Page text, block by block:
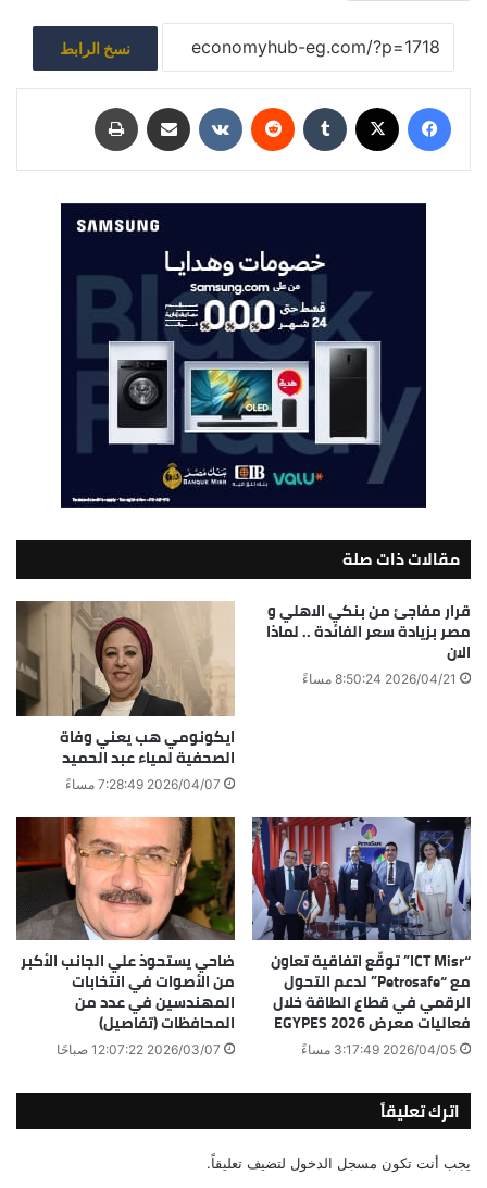
نسخ الرابط
مقالات ذات صلة
قرار مفاجئ من بنكي الاهلي و
مصر بزيادة سعر الفائدة .. لماذا
الان
2026/04/21 8:50:24 مساءً
ايكونومي هب يعني وفاة
الصحفية لمياء عبد الحميد
2026/04/07 7:28:49 مساءً
“ICT Misr” توقّع اتفاقية تعاون
مع “Petrosafe” لدعم التحول
الرقمي في قطاع الطاقة خلال
فعاليات معرض EGYPES 2026
2026/04/05 3:17:49 مساءً
ضاحي يستحوذ علي الجانب الأكبر
من الأصوات في انتخابات
المهندسين في عدد من
المحافظات (تفاصيل)
2026/03/07 12:07:22 صباحًا
اترك تعليقاً
يجب أنت تكون مسجل الدخول لتضيف تعليقاً.